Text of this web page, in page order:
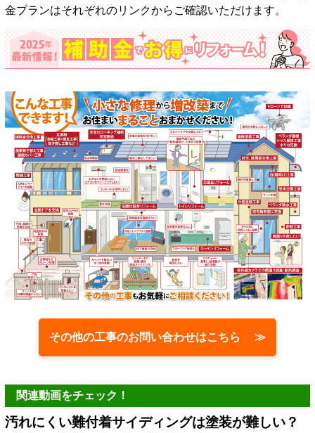
金プランはそれぞれのリンクからご確認いただけます。
その他の工事のお問い合わせはこちら ≫
関連動画をチェック！
汚れにくい難付着サイディングは塗装が難しい？